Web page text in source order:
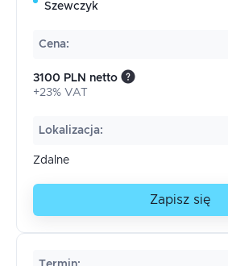
Szewczyk
Cena:
3100 PLN netto
+23% VAT
Lokalizacja:
Zdalne
Zapisz się